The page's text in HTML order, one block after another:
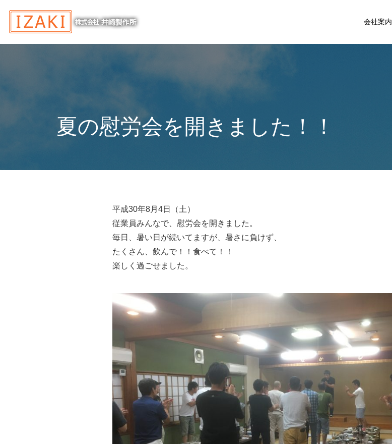
会社案内
夏の慰労会を開きました！！
平成30年8月4日（土）
従業員みんなで、慰労会を開きました。
毎日、暑い日が続いてますが、暑さに負けず、
たくさん、飲んで！！食べて！！
楽しく過ごせました。